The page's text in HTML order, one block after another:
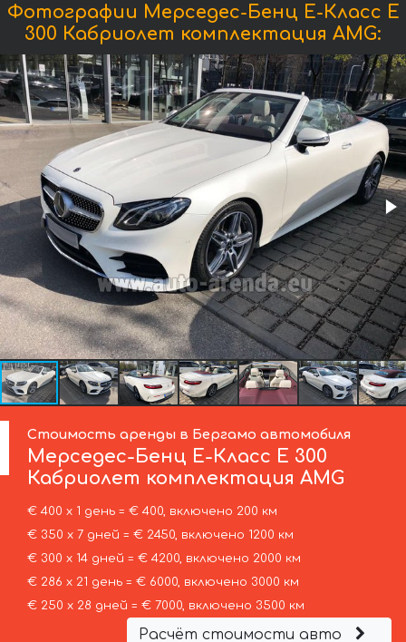
Фотографии Мерседес-Бенц Е-Класс Е
300 Кабриолет комплектация AMG:
Стоимость аренды в Бергамо автомобиля
Мерседес-Бенц Е-Класс Е 300
Кабриолет комплектация AMG
€ 400 х 1 день = € 400, включено 200 км
€ 350 х 7 дней = € 2450, включено 1200 км
€ 300 х 14 дней = € 4200, включено 2000 км
€ 286 х 21 день = € 6000, включено 3000 км
€ 250 х 28 дней = € 7000, включено 3500 км
Расчёт стоимости авто